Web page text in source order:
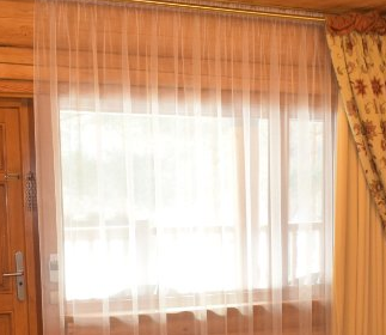
שם מלא
אימייל
טלפון